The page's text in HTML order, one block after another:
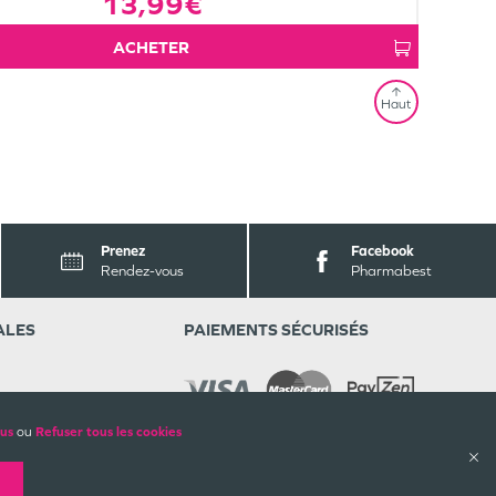
ou Refuser tous les cookies
ACHETER
Haut
Prenez
Rendez-vous
Facebook
Pharmabest
PAIEMENTS SÉCURISÉS